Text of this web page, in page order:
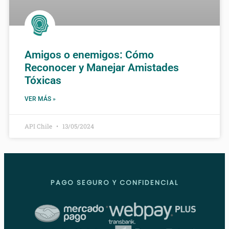
Amigos o enemigos: Cómo
Reconocer y Manejar Amistades
Tóxicas
VER MÁS »
API Chile 13/05/2024
PAGO SEGURO Y CONFIDENCIAL